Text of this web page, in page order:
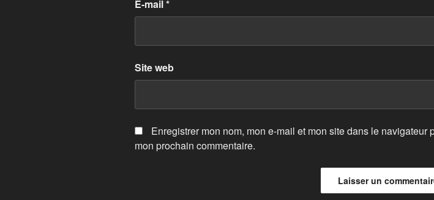
E-mail*
Site web
Enregistrer mon nom, mon e-mail et mon site dans le navigateur
mon prochain commentaire.